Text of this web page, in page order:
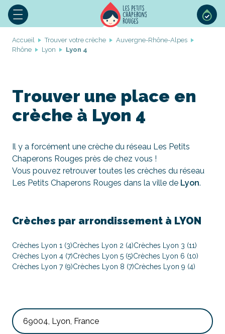
Accueil Trouver votre crèche
Auvergne-Rhône-Alpes
Rhône
Lyon Lyon 4
Trouver une place en
crèche à Lyon 4
Il y a forcément une crèche du réseau Les Petits
Chaperons Rouges près de chez vous !
Vous pouvez retrouver toutes les crèches du réseau
Les Petits Chaperons Rouges dans la ville de Lyon.
Crèches par arrondissement à LYON
Crèches Lyon 1 (3)Crèches Lyon 2 (4)Crèches Lyon 3 (11)
Crèches Lyon 4 (7)Crèches Lyon 5 (5)Crèches Lyon 6 (10)
Crèches Lyon 7 (9)Crèches Lyon 8 (7)Crèches Lyon 9 (4)